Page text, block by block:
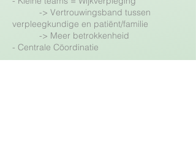
-> Vertrouwingsband tussen
verpleegkundige en patiënt/familie
-> Meer betrokkenheid
- Centrale Cöordinatie